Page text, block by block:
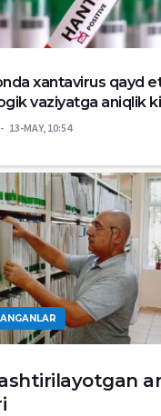
xantavirus qayd
vaziyatga aniqlik
13-MAY, 10:54